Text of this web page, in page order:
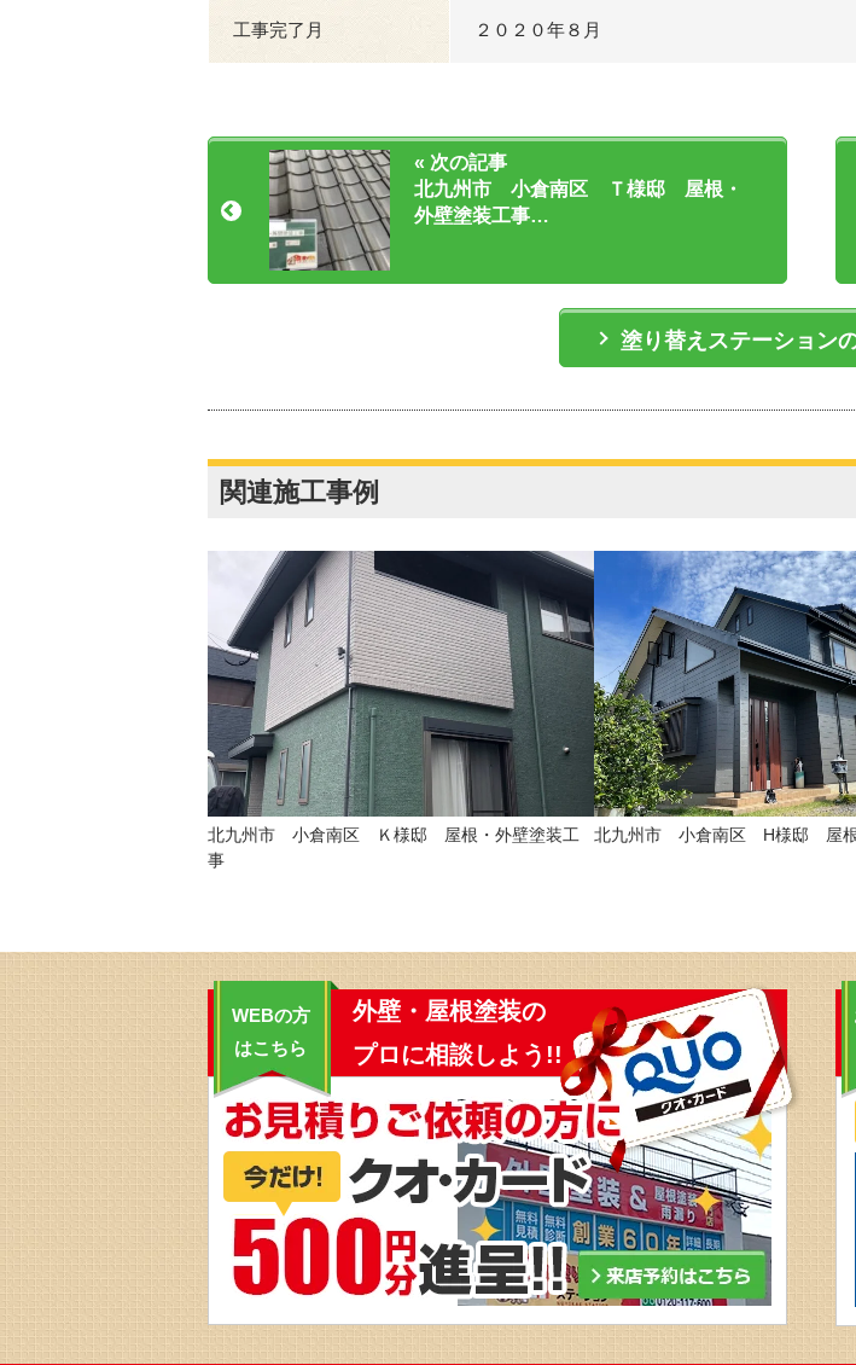
工事完了月 ２０２０年８月
« 次の記事
北九州市 小倉南区 Ｔ様邸 屋根・
外壁塗装工事…
塗り替えステーション
関連施工事例
北九州市 小倉南区 Ｋ様邸 屋根・外壁塗装工
事
北九州市 小倉南区 H様邸 屋根
WEBの方
はこちら
外壁・屋根塗装の
プロに相談しよう!!